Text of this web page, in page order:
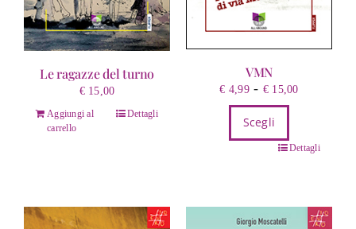
Le ragazze del turno
€15,00
Aggiungi al
carrello
Dettagli
VMN
€ 4,99 - € 15,00Fascia
da
Scegli
più
varianti.
Dettagli